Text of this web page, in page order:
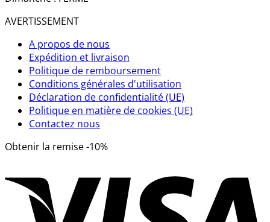
AVERTISSEMENT
A propos de nous
Expédition et livraison
Politique de remboursement
Conditions générales d'utilisation
Déclaration de confidentialité (UE)
Politique en matière de cookies (UE)
Contactez nous
Obtenir la remise -10%